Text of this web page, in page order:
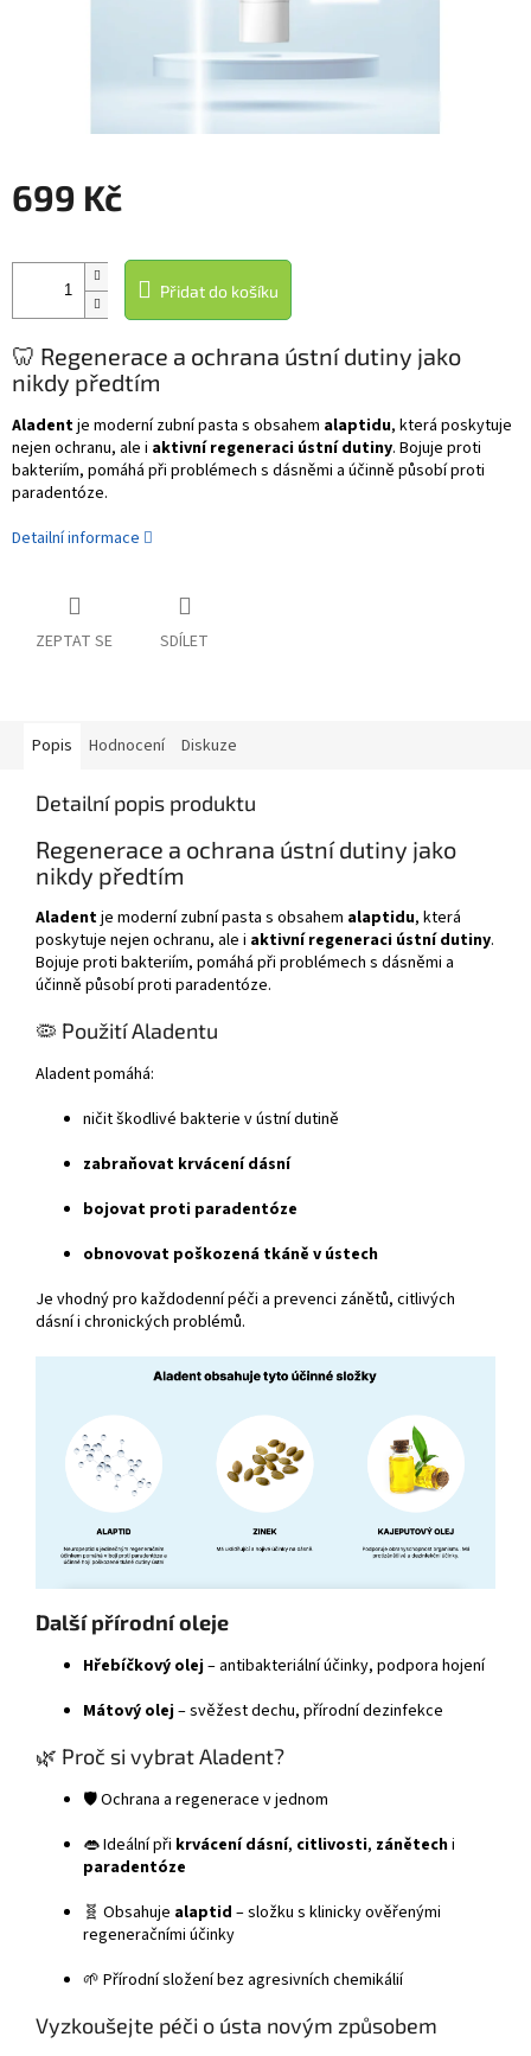
699 Kč
cena:
Přidat do košíku
🦷 Regenerace a ochrana ústní dutiny jako
nikdy předtím
Aladentje moderní zubní pasta s obsahem alaptidu, která poskytuje
nejen ochranu, ale i aktivní regeneraci ústní dutiny. Bojuje proti
bakteriím, pomáhá při problémech s dásněmi a účinně působí proti
paradentóze.
Detailní informace
ZEPTAT SE SDÍLET
Popis Hodnocení Diskuze
Detailní popis produktu
Regenerace a ochrana ústní dutiny jako
nikdy předtím
Aladentje moderní zubní pasta s obsahem alaptidu, která
poskytuje nejen ochranu, ale i aktivní regeneraci ústní dutiny.
Bojuje proti bakteriím, pomáhá při problémech s dásněmi a
účinně působí proti paradentóze.
🦠 Použití Aladentu
Aladent pomáhá:
ničit škodlivé bakterie v ústní dutině
zabraňovat krvácení dásní
bojovat proti paradentóze
obnovovat poškozená tkáně v ústech
Je vhodný pro každodenní péči a prevenci zánětů, citlivých
dásní i chronických problémů.
Další přírodní oleje
Hřebíčkový olej– antibakteriální účinky, podpora hojení
Mátový olej– svěžest dechu, přírodní dezinfekce
🌿 Proč si vybrat Aladent?
🛡️ Ochrana a regenerace v jednom
👄 Ideální při krvácení dásní, citlivosti, zánětechi
paradentóze
🧬 Obsahuje alaptid – složku s klinicky ověřenými
regeneračními účinky
🌱 Přírodní složení bez agresivních chemikálií
Vyzkoušejte péči o ústa novým způsobem